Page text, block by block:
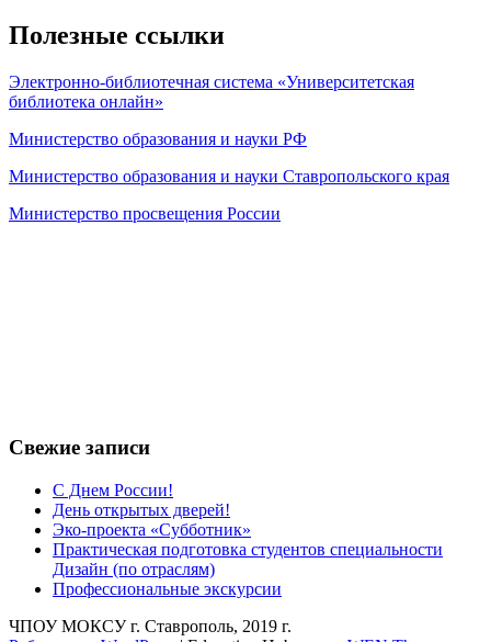
Полезные ссылки
Электронно-библиотечная система «Университетская
библиотека онлайн»
Министерство образования и науки РФ
Министерство образования и науки Ставропольского края
Министерство просвещения России
Свежие записи
С Днем России!
День открытых дверей!
Эко-проекта «Субботник»
Практическая подготовка студентов специальности
Дизайн (по отраслям)
Профессиональные экскурсии
ЧПОУ МОКСУ г. Ставрополь, 2019 г.